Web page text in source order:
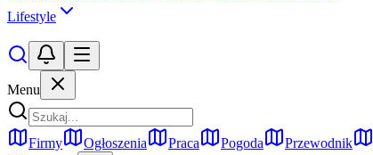
Lifestyle
Menu
Firmy Ogłoszenia Praca Pogoda Przewodnik